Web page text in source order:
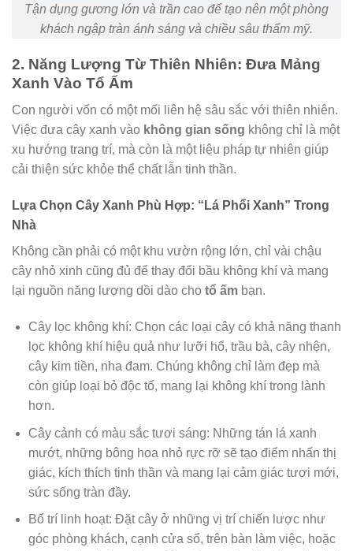
Tận dụng gương lớn và trần cao để tạo nên một phòng
khách ngập tràn ánh sáng và chiều sâu thẩm mỹ.
2. Năng Lượng Từ Thiên Nhiên: Đưa Mảng
Xanh Vào Tổ Ấm
Con người vốn có một mối liên hệ sâu sắc với thiên nhiên.
Việc đưa cây xanh vào không gian sống không chỉ là một
xu hướng trang trí, mà còn là một liệu pháp tự nhiên giúp
cải thiện sức khỏe thể chất lẫn tinh thần.
Lựa Chọn Cây Xanh Phù Hợp: “Lá Phổi Xanh” Trong
Nhà
Không cần phải có một khu vườn rộng lớn, chỉ vài chậu
cây nhỏ xinh cũng đủ để thay đổi bầu không khí và mang
lại nguồn năng lượng dồi dào cho tổ ấm bạn.
Cây lọc không khí: Chọn các loại cây có khả năng thanh
lọc không khí hiệu quả như lưỡi hổ, trầu bà, cây nhện,
cây kim tiền, nha đam. Chúng không chỉ làm đẹp mà
còn giúp loại bỏ độc tố, mang lại không khí trong lành
hơn.
Cây cảnh có màu sắc tươi sáng: Những tán lá xanh
mướt, những bông hoa nhỏ rực rỡ sẽ tạo điểm nhấn thị
giác, kích thích tinh thần và mang lại cảm giác tươi mới,
sức sống tràn đầy.
Bố trí linh hoạt: Đặt cây ở những vị trí chiến lược như
góc phòng khách, cạnh cửa sổ, trên bàn làm việc, hoặc